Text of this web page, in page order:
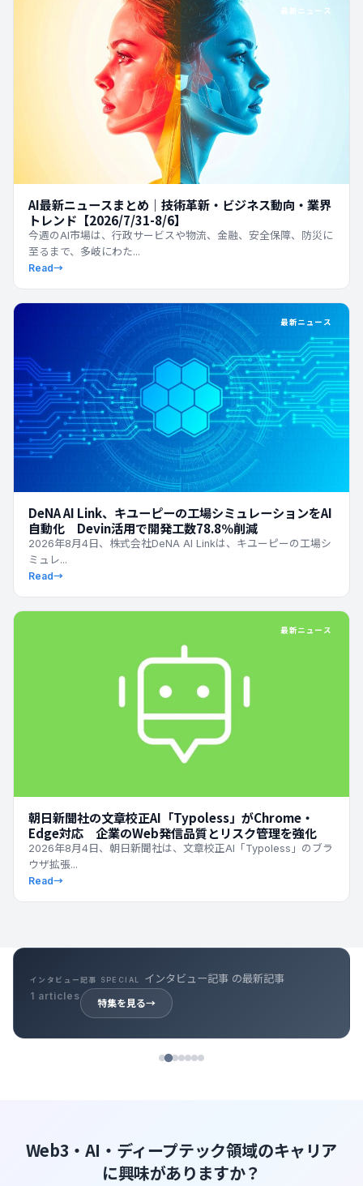
最新ニュース
AI最新ニュースまとめ｜技術革新・ビジネス動向・業界
トレンド【2026/7/31-8/6】
今週のAI市場は、行政サービスや物流、金融、安全保障、防災に
至るまで、多岐にわた...
Read→
最新ニュース
DeNA AI Link、キユーピーの工場シミュレーションをAI
自動化 Devin活用で開発工数78.8％削減
2026年8月4日、株式会社DeNA AI Linkは、キユーピーの工場シ
ミュレ...
Read→
最新ニュース
朝日新聞社の文章校正AI「Typoless」がChrome・
Edge対応 企業のWeb発信品質とリスク管理を強化
2026年8月4日、朝日新聞社は、文章校正AI「Typoless」のブラ
ウザ拡張...
Read→
インタビュー記事 SPECIAL インタビュー記事 の最新記事
1 articles
特集を見る→
Web3・AI・ディープテック領域のキャリア
に興味がありますか？